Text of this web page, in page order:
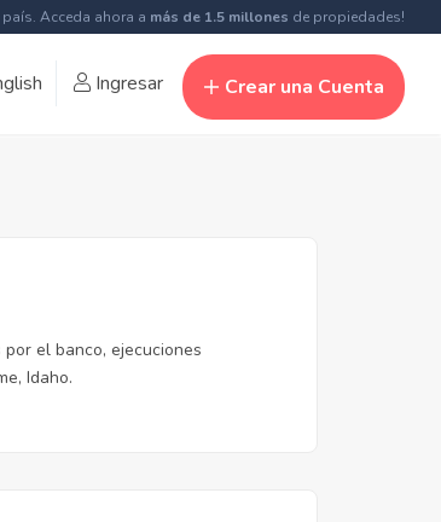
Acceda ahora a más de 1.5 millones de propiedades!
Ingresar Crear una Cuenta
el banco, ejecuciones
Idaho.